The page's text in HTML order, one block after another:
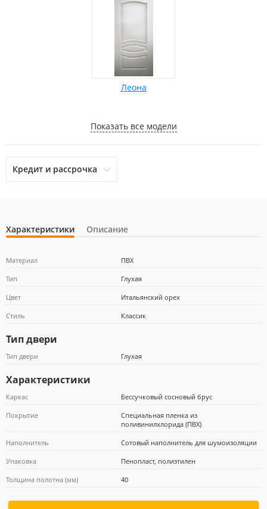
Леона
Показать все модели
Кредит и рассрочка
otpbank
Характеристики
Материал ПВХ
Тип Глухая
Цвет Итальянский орех
Стиль Классик
Тип двери
Тип двери Глухая
Характеристики
Каркас Бессучковый сосновый брус
Покрытие
Специальная пленка из
поливинилхлорида (ПВХ)
Наполнитель Сотовый наполнитель для шумоизоляции
Упаковка Пенопласт, полиэтилен
Толщина полотна (мм) 40
Описание